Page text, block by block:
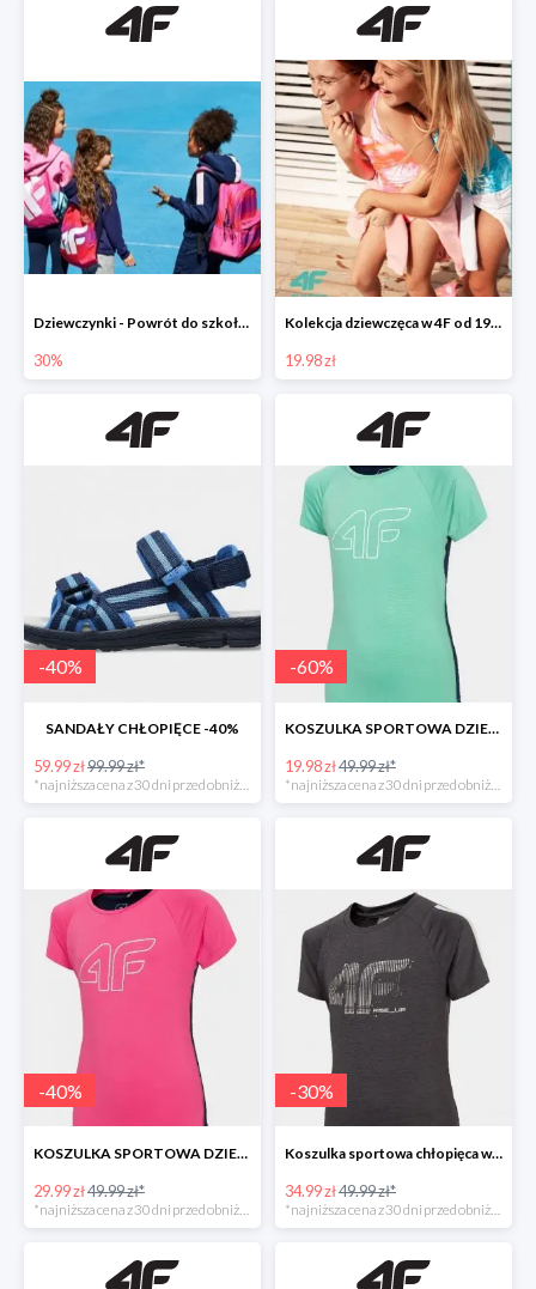
Dziewczynki - Powrót do szkoły w 4F do -30%
30%
Kolekcja dziewczęca w 4F od 19,99 zł
19.98 zł
-40%
SANDAŁY CHŁOPIĘCE -40%
59.99 zł99.99 zł*
*najniższa cena z 30 dni przed obniżką
-60%
KOSZULKA SPORTOWA DZIEWCZĘCA -60%
19.98 zł49.99 zł*
*najniższa cena z 30 dni przed obniżką
-40%
KOSZULKA SPORTOWA DZIEWCZĘCA -40%
29.99 zł49.99 zł*
-30%
Koszulka sportowa chłopięca w super cenie
34.99 zł49.99 zł*